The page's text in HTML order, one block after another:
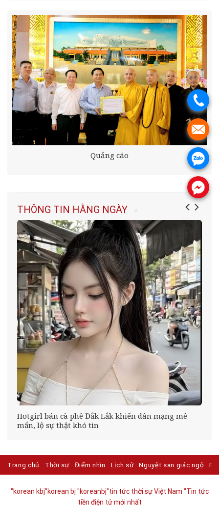
Quảng cáo
THÔNG TIN HẰNG NGÀY
Hotgirl bán cà phê Đắk Lắk khiến dân mạng mê
mẩn, lộ sự thật khó tin
Trang chủ Thời sự Điểm nhìn Lịch sử Nguyệt san giác ngộ
"korean kbj​"korean bj "koreanbj​"tin tức thời sự Việt Nam "Tin tức
tiền điện tử mới nhất​
.
.
.
.